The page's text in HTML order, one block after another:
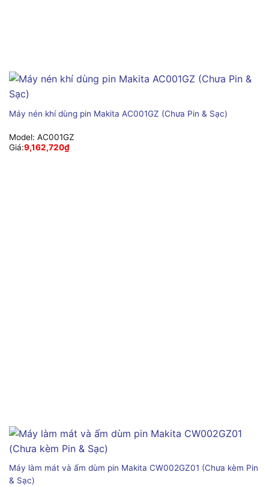
Máy nén khí dùng pin Makita AC001GZ (Chưa Pin & Sạc)
Model: AC001GZ
Giá:9,162,720₫
Máy làm mát và ấm dùm pin Makita CW002GZ01 (Chưa kèm Pin
& Sạc)